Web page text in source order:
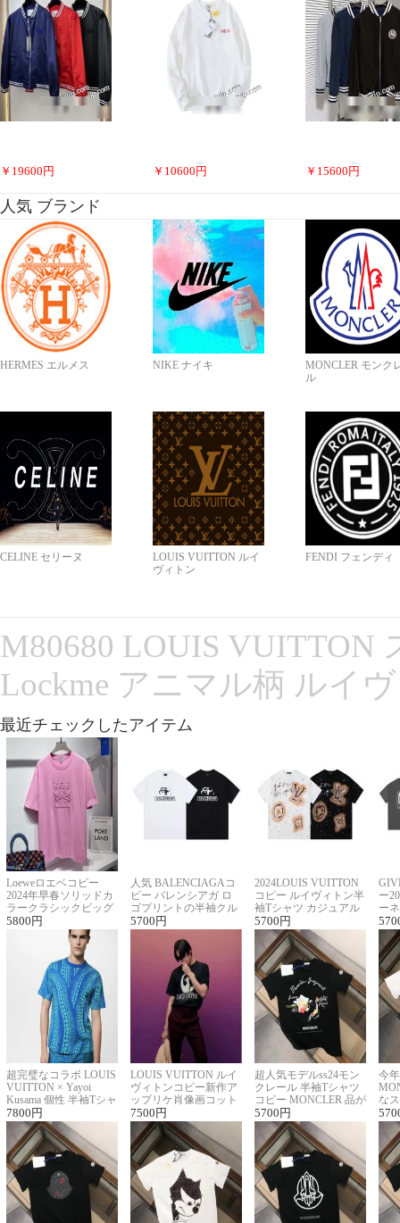
￥ 19600 円 ￥ 10600 円 ￥ 15600 円
人気 ブランド
HERMES エルメス NIKE ナイキ
MONCLER モンク
ル
CELINE セリーヌ
LOUIS VUITTON ルイ
ヴィトン
FENDI フェンディ
M80680 LOUIS VUITTON
Lockme アニマル柄 ルイ
最近チェックしたアイテム
Loeweロエベコピー
2024年早春ソリッドカ
ラークラシックビッグ
ロゴ刺繍Tシャツ
5800 円
人気 BALENCIAGAコ
ピー バレンシアガ ロ
ゴプリントの半袖クル
ーネックTシャツ
5700 円
2024LOUIS VUITTON
コピー ルイヴィトン半
袖Tシャツ カジュアル
に馴染む 2色展開
5700 円
ー
ー
ー
超完璧なコラボ LOUIS
VUITTON × Yayoi
Kusama 個性 半袖Tシャ
ツコピー男女兼用
7800 円
LOUIS VUITTON ルイ
ヴィトンコピー新作ア
ップリケ肖像画コット
ンニット半袖Tシャツ
7500 円
超人気モデルss24モン
クレール 半袖Tシャツ
コピー MONCLER 品が
良く見た目
5700 円
今
な
ル